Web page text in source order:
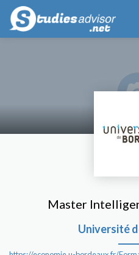
Master
Université